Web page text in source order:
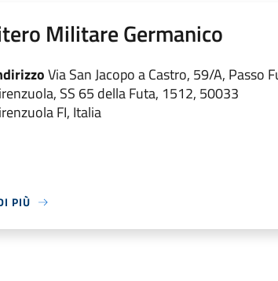
Militare Germanico
Via San Jacopo a Castro, 59/A, Passo
SS 65 della Futa, 1512, 50033
FI, Italia
PIÙ